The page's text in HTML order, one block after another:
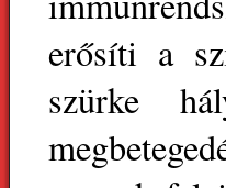
erősíti a
szürke